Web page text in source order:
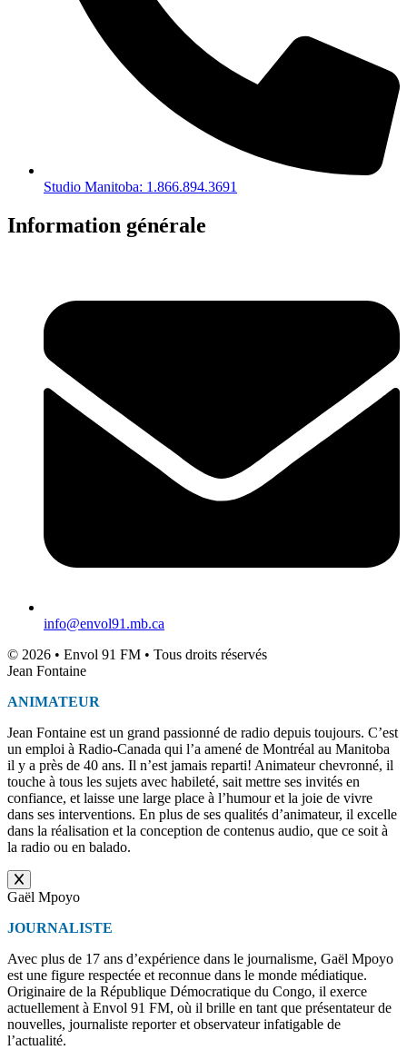
Studio Manitoba: 1.866.894.3691
Information générale
info@envol91.mb.ca
© 2026 • Envol 91 FM • Tous droits réservés
Jean Fontaine
ANIMATEUR
Jean Fontaine est un grand passionné de radio depuis toujours. C’est
un emploi à Radio-Canada qui l’a amené de Montréal au Manitoba
il y a près de 40 ans. Il n’est jamais reparti! Animateur chevronné, il
touche à tous les sujets avec habileté, sait mettre ses invités en
confiance, et laisse une large place à l’humour et la joie de vivre
dans ses interventions. En plus de ses qualités d’animateur, il excelle
dans la réalisation et la conception de contenus audio, que ce soit à
la radio ou en balado.
Gaël Mpoyo
JOURNALISTE
Avec plus de 17 ans d’expérience dans le journalisme, Gaël Mpoyo
est une figure respectée et reconnue dans le monde médiatique.
Originaire de la République Démocratique du Congo, il exerce
actuellement à Envol 91 FM, où il brille en tant que présentateur de
nouvelles, journaliste reporter et observateur infatigable de
l’actualité.